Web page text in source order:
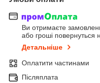
Ви отримаєте
або гроші повернуться
Детальніше
Оплатити частинами
Післяплата